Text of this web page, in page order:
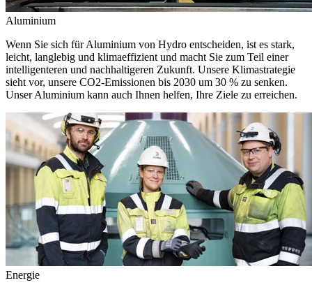
Aluminium
Wenn Sie sich für Aluminium von Hydro entscheiden, ist es stark,
leicht, langlebig und klimaeffizient und macht Sie zum Teil einer
intelligenteren und nachhaltigeren Zukunft. Unsere Klimastrategie
sieht vor, unsere CO2-Emissionen bis 2030 um 30 % zu senken.
Unser Aluminium kann auch Ihnen helfen, Ihre Ziele zu erreichen.
Energie